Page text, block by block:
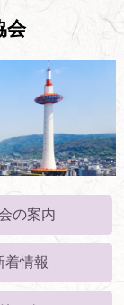
会
の案内
着情報